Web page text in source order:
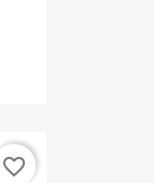
favorite_border